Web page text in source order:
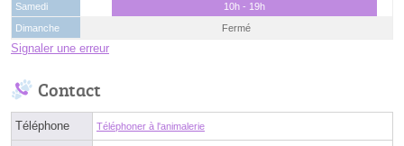
Samedi
10h - 19h
Dimanche
Fermé
Signaler une erreur
Contact
Téléphone Téléphoner à l'animalerie